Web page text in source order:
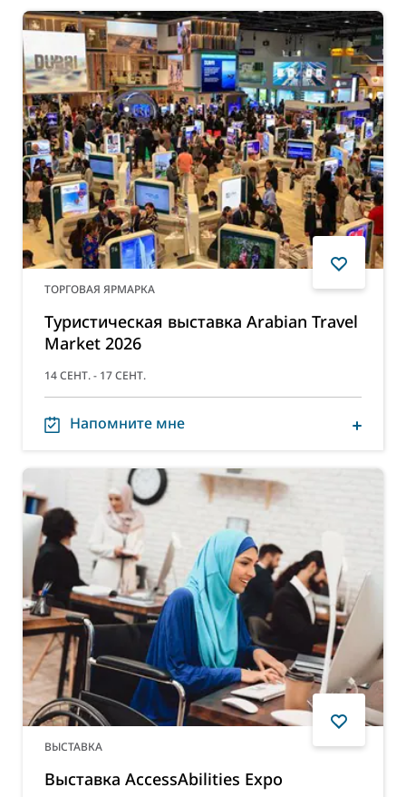
ТОРГОВАЯ ЯРМАРКА
Туристическая выставка Arabian Travel
Market 2026
14 СЕНТ. - 17 СЕНТ.
Напомните мне
ВЫСТАВКА
Выставка AccessAbilities Expo